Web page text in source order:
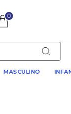
0
MASCULINO